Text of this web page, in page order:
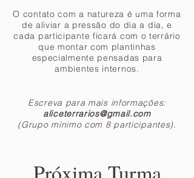
O contato com a natureza é uma forma
de aliviar a pressão do dia a dia, e
cada participante ficará com o terrário
que montar com plantinhas
especialmente pensadas para
ambientes internos.
Escreva para mais informações:
aliceterrarios@gmail.com
(Grupo mínimo com 8 participantes).